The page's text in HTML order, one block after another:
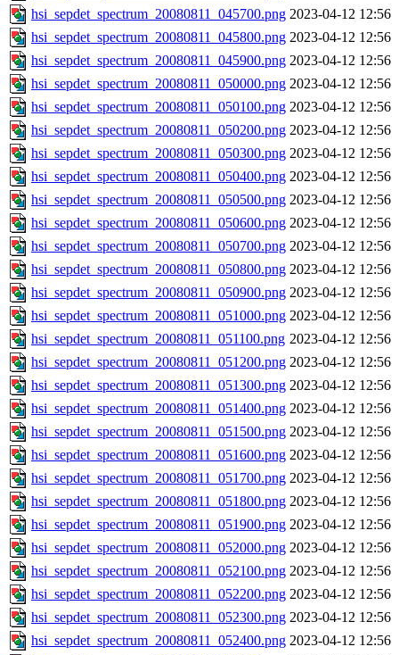
hsi_sepdet_spectrum_20080811_045700.png 2023-04-12 12:56
hsi_sepdet_spectrum_20080811_045800.png 2023-04-12 12:56
hsi_sepdet_spectrum_20080811_045900.png 2023-04-12 12:56
hsi_sepdet_spectrum_20080811_050000.png 2023-04-12 12:56
hsi_sepdet_spectrum_20080811_050100.png 2023-04-12 12:56
hsi_sepdet_spectrum_20080811_050200.png 2023-04-12 12:56
hsi_sepdet_spectrum_20080811_050300.png 2023-04-12 12:56
hsi_sepdet_spectrum_20080811_050400.png 2023-04-12 12:56
hsi_sepdet_spectrum_20080811_050500.png 2023-04-12 12:56
hsi_sepdet_spectrum_20080811_050600.png 2023-04-12 12:56
hsi_sepdet_spectrum_20080811_050700.png 2023-04-12 12:56
hsi_sepdet_spectrum_20080811_050800.png 2023-04-12 12:56
hsi_sepdet_spectrum_20080811_050900.png 2023-04-12 12:56
hsi_sepdet_spectrum_20080811_051000.png 2023-04-12 12:56
hsi_sepdet_spectrum_20080811_051100.png 2023-04-12 12:56
hsi_sepdet_spectrum_20080811_051200.png 2023-04-12 12:56
hsi_sepdet_spectrum_20080811_051300.png 2023-04-12 12:56
hsi_sepdet_spectrum_20080811_051400.png 2023-04-12 12:56
hsi_sepdet_spectrum_20080811_051500.png 2023-04-12 12:56
hsi_sepdet_spectrum_20080811_051600.png 2023-04-12 12:56
hsi_sepdet_spectrum_20080811_051700.png 2023-04-12 12:56
hsi_sepdet_spectrum_20080811_051800.png 2023-04-12 12:56
hsi_sepdet_spectrum_20080811_051900.png 2023-04-12 12:56
hsi_sepdet_spectrum_20080811_052000.png 2023-04-12 12:56
hsi_sepdet_spectrum_20080811_052100.png 2023-04-12 12:56
hsi_sepdet_spectrum_20080811_052200.png 2023-04-12 12:56
hsi_sepdet_spectrum_20080811_052300.png 2023-04-12 12:56
hsi_sepdet_spectrum_20080811_052400.png 2023-04-12 12:56